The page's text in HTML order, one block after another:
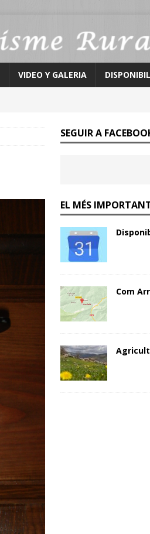
VIDEO Y GALERIA
SEGUIR A
EL MÉS
Com